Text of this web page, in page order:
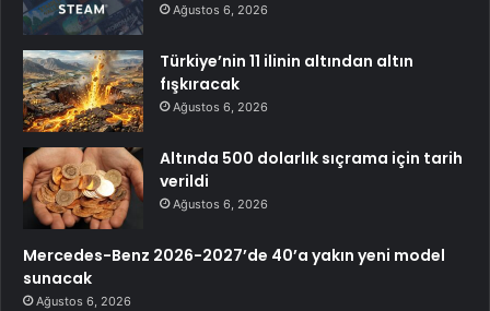
Ağustos 6, 2026
Türkiye’nin 11 ilinin altından altın
fışkıracak
Ağustos 6, 2026
Altında 500 dolarlık sıçrama için tarih
verildi
Ağustos 6, 2026
Mercedes-Benz 2026-2027’de 40’a yakın yeni model
sunacak
Ağustos 6, 2026